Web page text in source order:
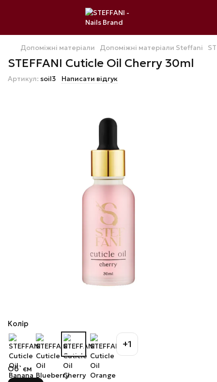
Допоміжні матеріали Допоміжні матеріали Steffani
STEFFANI Cuticle Oil Cherry 30ml
Артикул: soil3 Написати відгук
Колір
+1
Об`єм